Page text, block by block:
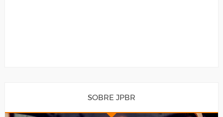
SOBRE JPBR